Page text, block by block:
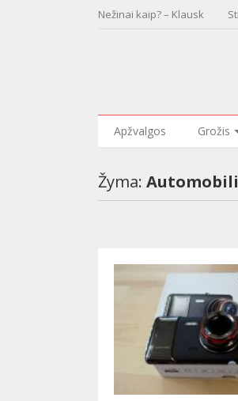
Nežinai kaip? – Klausk
Apžvalgos Grožis
Žyma: